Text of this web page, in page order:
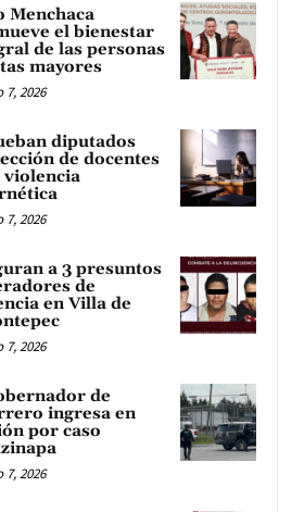
Menchaca
el bienestar
de las personas
mayores
7, 2026
diputados
de docentes
violencia
7, 2026
a 3 presuntos
de
en Villa de
7, 2026
de
ingresa en
por caso
7, 2026